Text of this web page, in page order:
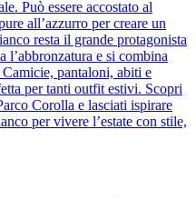
Può essere accostato al
all’azzurro per creare un
resta il grande protagonista
l’abbronzatura e si combina
pantaloni, abiti e
per tanti outfit estivi. Scopri
Corolla e lasciati ispirare
per vivere l’estate con stile,